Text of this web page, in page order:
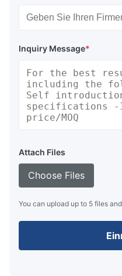
Inquiry Message*
Attach Files
Choose Files
You can upload up to 5 files